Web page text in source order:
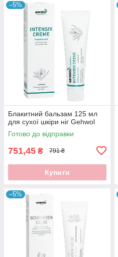
–5%
Блакитний бальзам 125 мл
для сухої шкіри ніг Gehwol
Готово до відправки
751,45 ₴ 791 ₴
Купити
–5%